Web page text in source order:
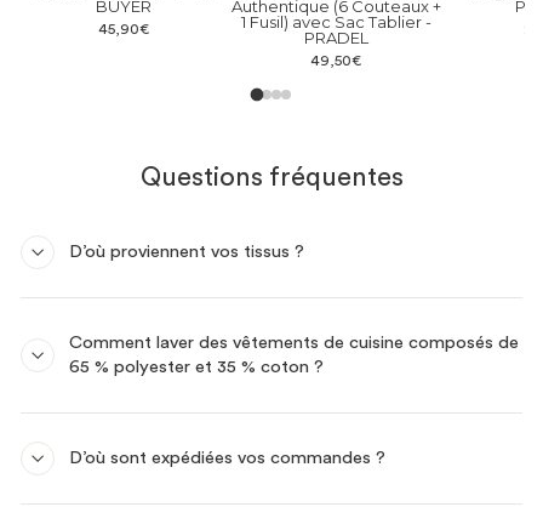
BUYER
45,90€
Authentique (6 Couteaux +
1 Fusil) avec Sac Tablier -
PRADEL
49,50€
Questions fréquentes
D’où proviennent vos tissus ?
Comment laver des vêtements de cuisine composés de
65 % polyester et 35 % coton ?
D’où sont expédiées vos commandes ?